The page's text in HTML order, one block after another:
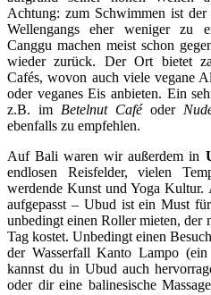
Achtung: zum Schwimmen ist
Wellengangs eher weniger zu
Canggu machen meist schon
wieder zurück. Der Ort bietet
Cafés, wovon auch viele vegane
oder veganes Eis anbieten. Ein
z.B. im Betelnut Caféoder
ebenfalls zu empfehlen.
Auf Bali waren wir außerdem in
endlosen Reisfelder, vielen
werdende Kunst und Yoga
aufgepasst – Ubud ist ein Must
unbedingt einen Roller mieten, der
Tag kostet. Unbedingt einen
der Wasserfall Kanto Lampo
kannst du in Ubud auch
oder dir eine balinesische